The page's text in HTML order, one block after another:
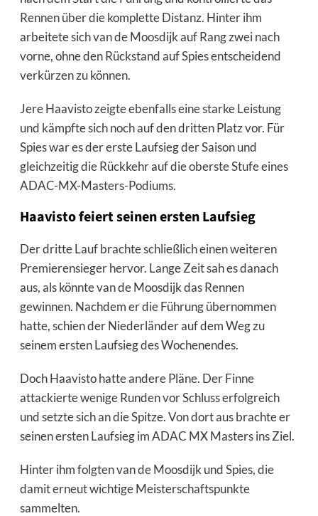
Rennen über die komplette Distanz. Hinter ihm
arbeitete sich van de Moosdijk auf Rang zwei nach
vorne, ohne den Rückstand auf Spies entscheidend
verkürzen zu können.
Jere Haavisto zeigte ebenfalls eine starke Leistung
und kämpfte sich noch auf den dritten Platz vor. Für
Spies war es der erste Laufsieg der Saison und
gleichzeitig die Rückkehr auf die oberste Stufe eines
ADAC-MX-Masters-Podiums.
Haavisto feiert seinen ersten Laufsieg
Der dritte Lauf brachte schließlich einen weiteren
Premierensieger hervor. Lange Zeit sah es danach
aus, als könnte van de Moosdijk das Rennen
gewinnen. Nachdem er die Führung übernommen
hatte, schien der Niederländer auf dem Weg zu
seinem ersten Laufsieg des Wochenendes.
Doch Haavisto hatte andere Pläne. Der Finne
attackierte wenige Runden vor Schluss erfolgreich
und setzte sich an die Spitze. Von dort aus brachte er
seinen ersten Laufsieg im ADAC MX Masters ins Ziel.
Hinter ihm folgten van de Moosdijk und Spies, die
damit erneut wichtige Meisterschaftspunkte
sammelten.